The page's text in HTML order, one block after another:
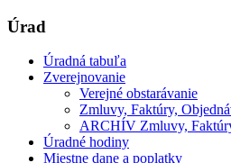
Úrad
Úradná tabuľa
Zverejnovanie
Verejné obstarávanie
Zmluvy, Faktúry,
ARCHÍV Zmluvy,
Úradné hodiny
Miestne dane a poplatky